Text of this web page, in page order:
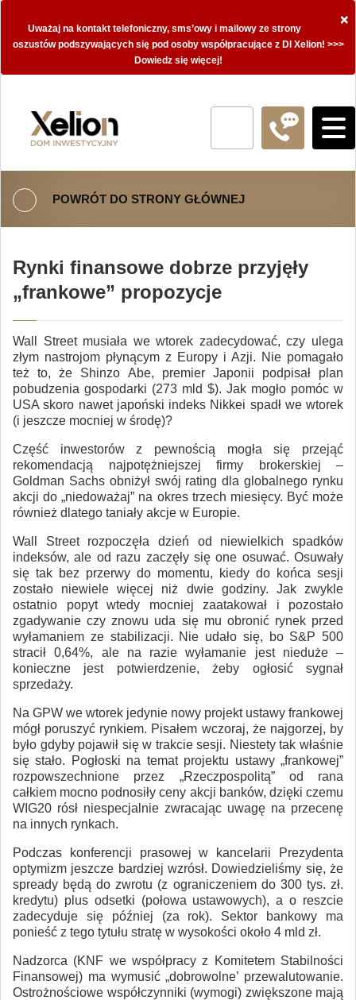
×
Uważaj na kontakt telefoniczny, sms’owy i mailowy ze strony
oszustów podszywających się pod osoby współpracujące z DI Xelion! >>>
Dowiedz się więcej!
POWRÓT DO STRONY GŁÓWNEJ
Rynki finansowe dobrze przyjęły
„frankowe” propozycje
Wall Street musiała we wtorek zadecydować, czy ulega
złym nastrojom płynącym z Europy i Azji. Nie pomagało
też to, że Shinzo Abe, premier Japonii podpisał plan
pobudzenia gospodarki (273 mld $). Jak mogło pomóc w
USA skoro nawet japoński indeks Nikkei spadł we wtorek
(i jeszcze mocniej w środę)?
Część inwestorów z pewnością mogła się przejąć
rekomendacją najpotężniejszej firmy brokerskiej –
Goldman Sachs obniżył swój rating dla globalnego rynku
akcji do „niedoważaj” na okres trzech miesięcy. Być może
również dlatego taniały akcje w Europie.
Wall Street rozpoczęła dzień od niewielkich spadków
indeksów, ale od razu zaczęły się one osuwać. Osuwały
się tak bez przerwy do momentu, kiedy do końca sesji
zostało niewiele więcej niż dwie godziny. Jak zwykle
ostatnio popyt wtedy mocniej zaatakował i pozostało
zgadywanie czy znowu uda się mu obronić rynek przed
wyłamaniem ze stabilizacji. Nie udało się, bo S&P 500
stracił 0,64%, ale na razie wyłamanie jest nieduże –
konieczne jest potwierdzenie, żeby ogłosić sygnał
sprzedaży.
Na GPW we wtorek jedynie nowy projekt ustawy frankowej
mógł poruszyć rynkiem. Pisałem wczoraj, że najgorzej, by
było gdyby pojawił się w trakcie sesji. Niestety tak właśnie
się stało. Pogłoski na temat projektu ustawy „frankowej”
rozpowszechnione przez „Rzeczpospolitą” od rana
całkiem mocno podnosiły ceny akcji banków, dzięki czemu
WIG20 rósł niespecjalnie zwracając uwagę na przecenę
na innych rynkach.
Podczas konferencji prasowej w kancelarii Prezydenta
optymizm jeszcze bardziej wzrósł. Dowiedzieliśmy się, że
spready będą do zwrotu (z ograniczeniem do 300 tys. zł.
kredytu) plus odsetki (połowa ustawowych), a o reszcie
zadecyduje się później (za rok). Sektor bankowy ma
ponieść z tego tytułu stratę w wysokości około 4 mld zł.
Nadzorca (KNF we współpracy z Komitetem Stabilności
Finansowej) ma wymusić „dobrowolne’ przewalutowanie.
Ostrożnościowe współczynniki (wymogi) zwiększone mają